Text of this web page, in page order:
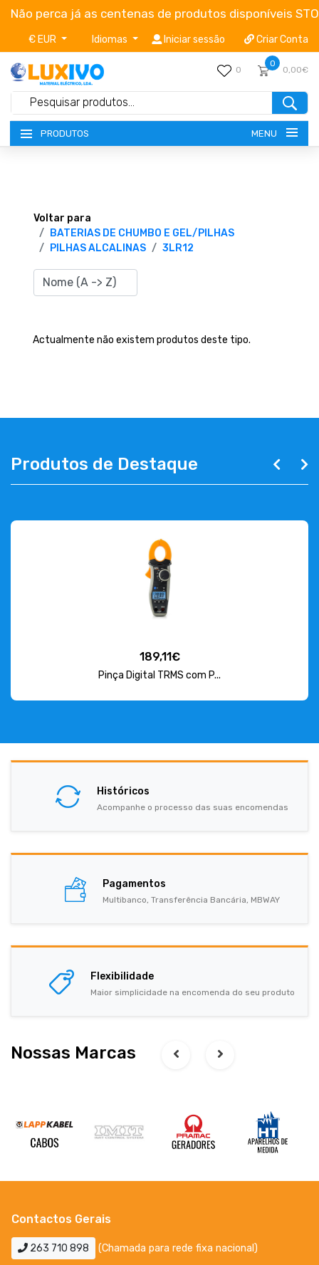
Não perca já as centenas de produtos disponíveis
€ EUR Idiomas Iniciar sessão Criar Conta
0
0
0,00€
PRODUTOS MENU
TERMOS E CONDIÇÕES
CATÁLOGOS
CAMPANHAS
Voltar para
BATERIAS DE CHUMBO E GEL/PILHAS
PILHAS ALCALINAS
3LR12
Actualmente não existem produtos deste tipo.
Produtos de Destaque
189,11€
Pinça Digital TRMS com P...
Históricos
Acompanhe o processo das suas encomendas
Pagamentos
Multibanco, Transferência Bancária, MBWAY
Flexibilidade
Maior simplicidade na encomenda do seu produto
Nossas Marcas
Contactos Gerais
263 710 898 (Chamada para rede fixa nacional)